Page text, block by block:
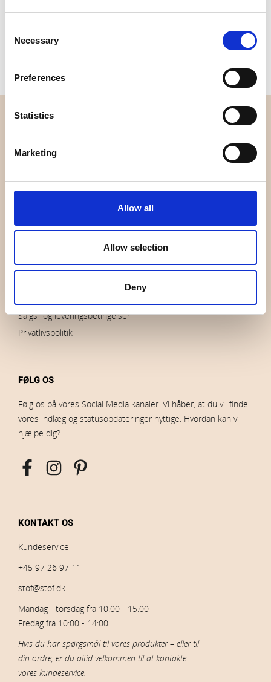
Selection
Necessary
Preferences
Statistics
Marketing
Allow all
Allow selection
Deny
Vægt pr. kvadratmeter (m2)
0,112 Kg.
OVERSIGT
Kontakt os
Udsalg
Impressum
Salgs- og leveringsbetingelser
Privatlivspolitik
FØLG OS
Følg os på vores Social Media kanaler. Vi håber, at du vil finde
vores indlæg og statusopdateringer nyttige. Hvordan kan vi
hjælpe dig?
KONTAKT OS
Kundeservice
+45 97 26 97 11
stof@stof.dk
Mandag - torsdag fra 10:00 - 15:00
Fredag fra 10:00 - 14:00
Hvis du har spørgsmål til vores produkter – eller til
din ordre, er du altid velkommen til at kontakte
vores kundeservice.